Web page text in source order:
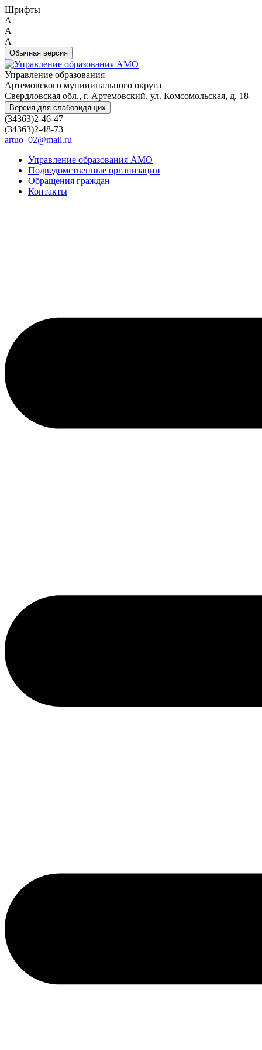
Шрифты
A
A
A
Обычная версия
Управление образования
Артемовского муниципального округа
Свердловская обл., г. Артемовский, ул. Комсомольская, д. 18
Версия для слабовидящих
(34363)2-46-47
(34363)2-48-73
artuo_02@mail.ru
Управление образования АМО
Подведомственные организации
Обращения граждан
Контакты